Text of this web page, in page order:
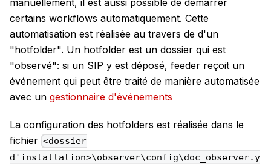
certains workflows automatiquement. Cette
automatisation est réalisée au travers de d'un
"hotfolder". Un hotfolder est un dossier qui est
"observé": si un SIP y est déposé, feeder reçoit un
événement qui peut être traité de manière automatisée
avec un gestionnaire d'événements
La configuration des hotfolders est réalisée dans le
fichier <dossier
d'installation>\observer\config\doc_observer.y